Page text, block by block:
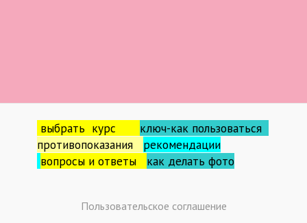
выбрать курс ключ-как пользоваться
противопоказания рекомендации
вопросы и ответы как делать фото
Пользовательское соглашение